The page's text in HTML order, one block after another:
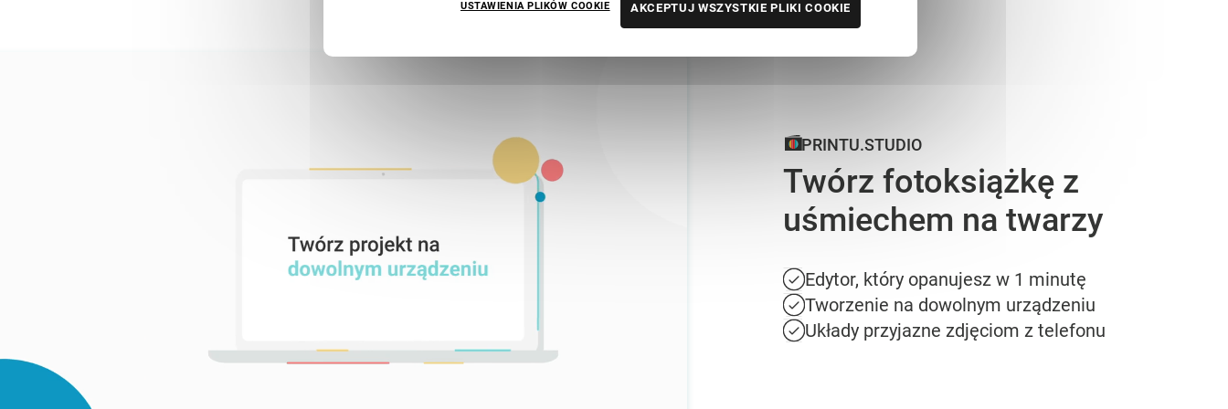
PRINTU.STUDIO
Twórz fotoksiążkę z
uśmiechem na twarzy
Edytor, który opanujesz w 1 minutę
Tworzenie na dowolnym urządzeniu
Układy przyjazne zdjęciom z telefonu
USTAWIENIA PLIKÓW COOKIE AKCEPTUJ WSZYSTKIE PLIKI COOKIE